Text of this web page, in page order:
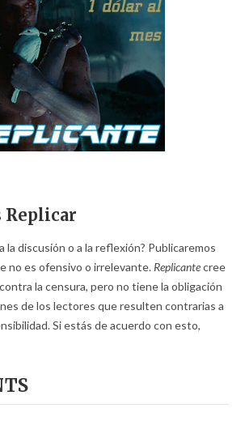
Replicar
la discusión o a la reflexión? Publicaremos
no es ofensivo o irrelevante. Replicantecree
la censura, pero no tiene la obligación
de los lectores que resulten contrarias a
Si estás de acuerdo con esto,